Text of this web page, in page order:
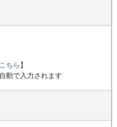
ちら 】
動で入力されます